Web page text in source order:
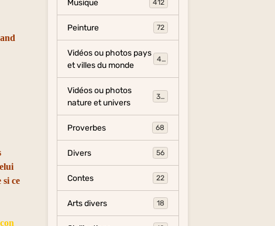
si ce
Musique 412
Peinture 72
Vidéos ou photos pays
et villes du monde
454
Vidéos ou photos
nature et univers
325
Proverbes 68
Divers 56
Contes 22
Arts divers 18